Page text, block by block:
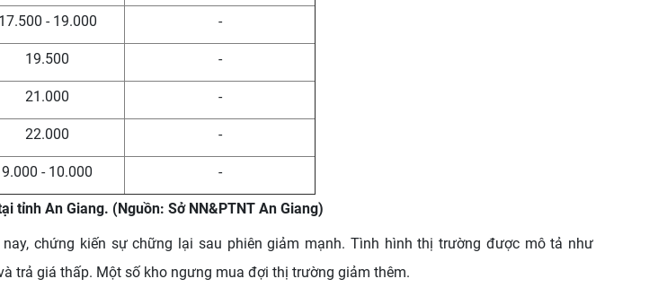
17.500 - 19.000 -
19.500 -
21.000 -
22.000 -
9.000 - 10.000 -
tỉnh An Giang. (Nguồn: Sở NN&PTNT An Giang)
chứng kiến sự chững lại sau phiên giảm mạnh. Tình hình thị trường được mô tả như
trả giá thấp. Một số kho ngưng mua đợi thị trường giảm thêm.